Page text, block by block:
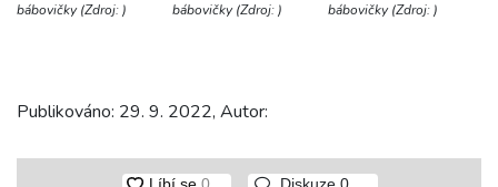
bábovičky (Zdroj: )
bábovičky (Zdroj: )
bábovičky (Zdroj: )
Publikováno: 29. 9. 2022, Autor: